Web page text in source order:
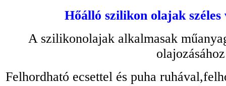
Hőálló szilikon olajak
A szilikonolajak alkalmasak
Felhordható ecsettel és puha